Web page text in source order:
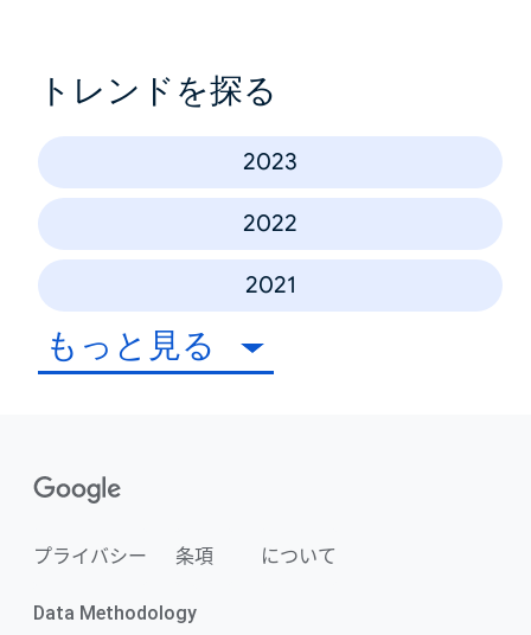
トレンドを探る
2023
2022
2021
もっと見る
プライバシー 条項 について
Data Methodology